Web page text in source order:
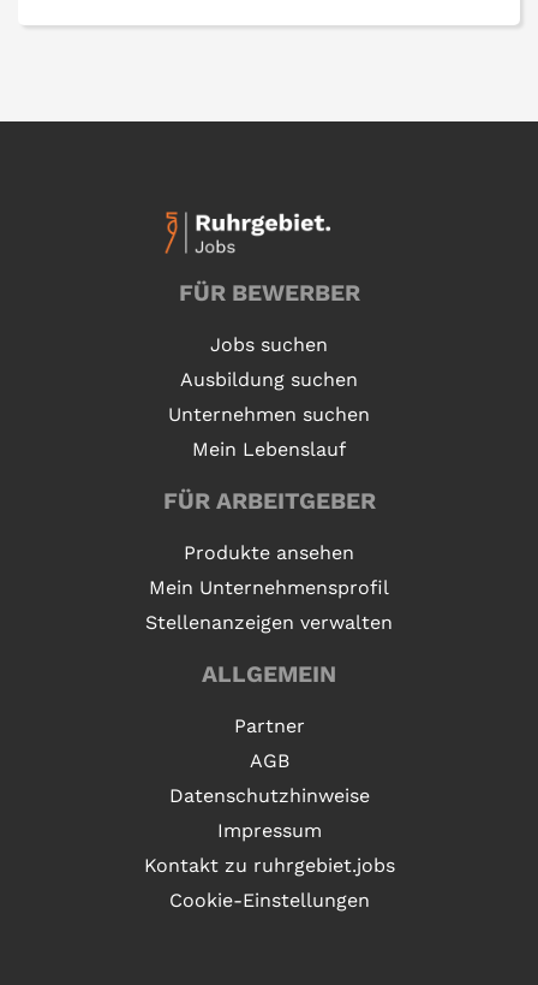
FÜR BEWERBER
Jobs suchen
Ausbildung suchen
Unternehmen suchen
Mein Lebenslauf
FÜR ARBEITGEBER
Produkte ansehen
Mein Unternehmensprofil
Stellenanzeigen verwalten
ALLGEMEIN
Partner
AGB
Datenschutzhinweise
Impressum
Kontakt zu ruhrgebiet.jobs
Cookie-Einstellungen